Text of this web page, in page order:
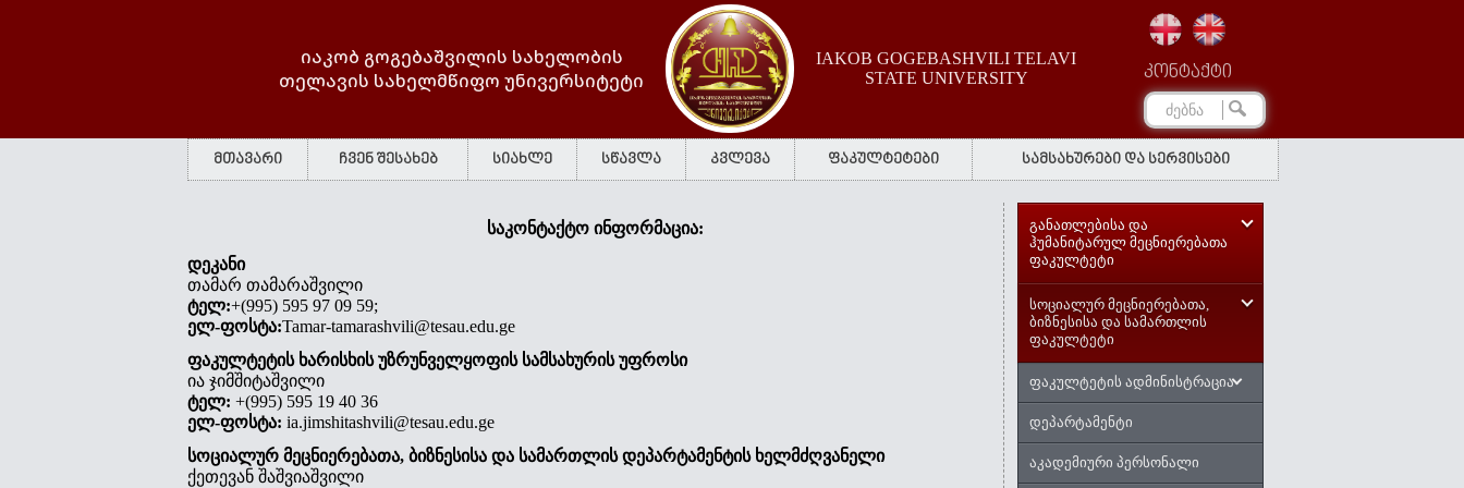
იაკობ გოგებაშვილის სახელობის
თელავის სახელმწიფო უნივერსიტეტი
IAKOB GOGEBASHVILI TELAVI
STATE UNIVERSITY
კონტაქტი
მთავარი ჩვენ შესახებ სიახლე სწავლა კვლევა ფაკულტეტები სამსახურები და სერვისები
საკონტაქტო ინფორმაცია:
დეკანი
თამარ თამარაშვილი
ტელ:+(995) 595 97 09 59;
ელ-ფოსტა:Tamar-tamarashvili@tesau.edu.ge
ფაკულტეტის ხარისხისუზრუნველყოფის სამსახურისუფროსი
ია ჯიმშიტაშვილი
ტელ: +(995) 595 19 40 36
ელ-ფოსტა: ia.jimshitashvili@tesau.edu.ge
სოციალურ მეცნიერებათა, ბიზნესისა და სამართლის დეპარტამენტის ხელმძღვანელი
ქეთევან შაშვიაშვილი
განათლებისა და
ჰუმანიტარულ მეცნიერებათა
ფაკულტეტი
სოციალურ მეცნიერებათა,
ბიზნესისა და სამართლის
ფაკულტეტი
ფაკულტეტის ადმინისტრაცია
დეპარტამენტი
აკადემიური პერსონალი